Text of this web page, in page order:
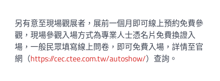
另有意至現場觀展者，展前一個月即可線上預約免費參
觀，現場參觀入場方式為專業人士憑名片免費換證入
場，一般民眾填寫線上問卷，即可免費入場，詳情至官
網（https://cec.ctee.com.tw/autoshow/）查詢。